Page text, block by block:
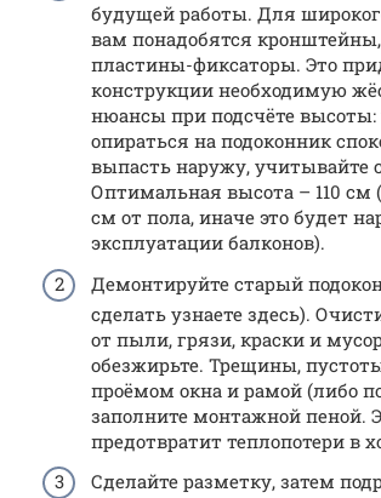
будущей работы. Для
вам понадобятся
пластины-фиксаторы. Это
конструкции необходимую
нюансы при подсчёте
опираться на подоконник
выпасть наружу, учитывайте
Оптимальная высота – 110 см
см от пола, иначе это будет
эксплуатации балконов).
Демонтируйте старый
сделать узнаете здесь).
от пыли, грязи, краски и
обезжирьте. Трещины,
проёмом окна и рамой (либо
заполните монтажной пеной.
предотвратит теплопотери в
Сделайте разметку, затем